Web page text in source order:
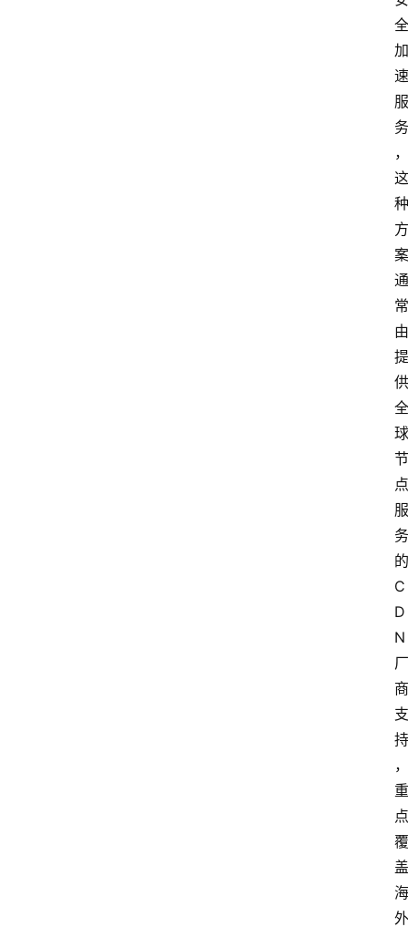
全
加
速
服
务
，
这
种
方
案
通
常
由
提
供
全
球
节
点
服
务
的
C
D
N
厂
商
支
持
，
重
点
覆
盖
海
外